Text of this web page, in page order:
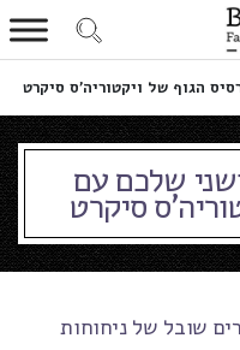
הגוף של ויקטוריה’ס סיקרט
שלכם עם
סיקרט
שובל של ניחוחות